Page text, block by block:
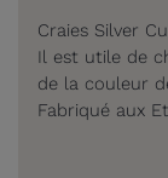
Craies Silver
Il est utile de
de la couleur
Fabriqué aux